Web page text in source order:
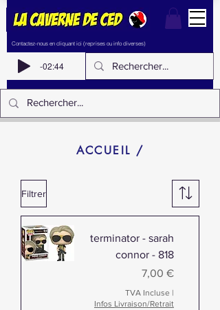
Contactez-nous en cliquant ici (reprises ou info diverses)
-02:44
ACCUEIL /
Filtrer
terminator - sarah
connor - 818
Prix
7,00 €
TVA Incluse |
Infos Livraison/Retrait